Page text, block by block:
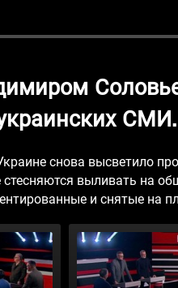
снова высветило
выливать на
и снятые на